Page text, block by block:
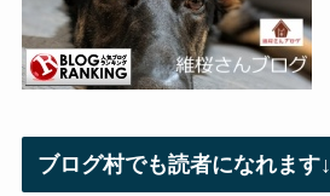
ブログ村でも読者になれます↓